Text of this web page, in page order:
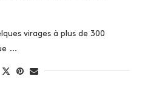
virages à plus de 300
…